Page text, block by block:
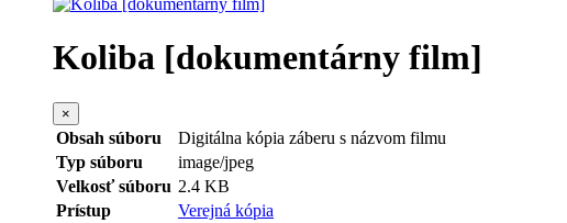
Koliba [dokumentárny film]
×
Obsah súboru
Digitálna kópia záberu s názvom filmu
Typ súboru
image/jpeg
Velkosť súboru 2.4 KB
Prístup
Verejná kópia